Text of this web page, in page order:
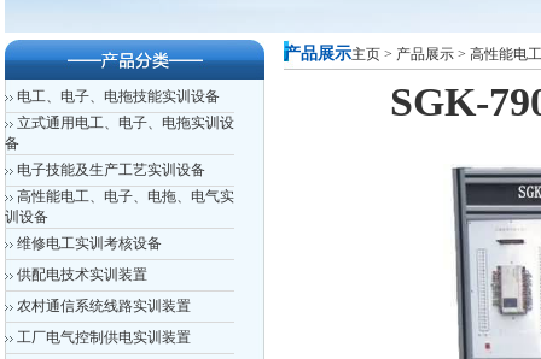
电工、电子、电拖技能实训设备
立式通用电工、电子、电拖实训设
备
电子技能及生产工艺实训设备
高性能电工、电子、电拖、电气实
训设备
维修电工实训考核设备
供配电技术实训装置
农村通信系统线路实训装置
工厂电气控制供电实训装置
产品展示主页 > 产品展示 > 高性能电
SGK-